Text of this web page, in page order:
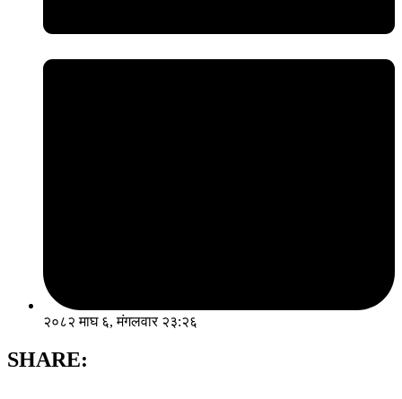
२०८२ माघ ६, मंगलवार २३:२६
SHARE: